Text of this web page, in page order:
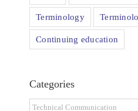
Terminology
Continuing education
Categories
Categories